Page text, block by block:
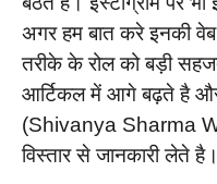
अगर हम बात करे इनकी वेब
तरीके के रोल को बड़ी
आर्टिकल में आगे बढ़ते है और
(Shivanya Sharma
विस्तार से जानकारी लेते है।